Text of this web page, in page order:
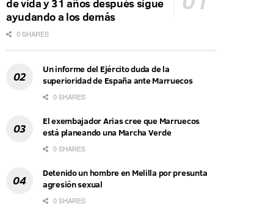
de vida y 31 años después sigue
ayudando a los demás
0 SHARES
Un informe del Ejército duda de la
superioridad de España ante Marruecos
0 SHARES
El exembajador Arias cree que Marruecos
está planeando una Marcha Verde
0 SHARES
Detenido un hombre en Melilla por presunta
agresión sexual
0 SHARES